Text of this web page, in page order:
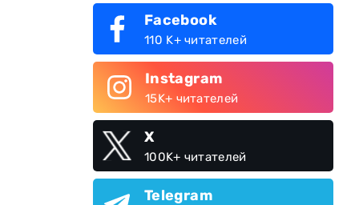
Facebook
110 K+ читателей
Instagram
15K+ читателей
X
100K+ читателей
Telegram